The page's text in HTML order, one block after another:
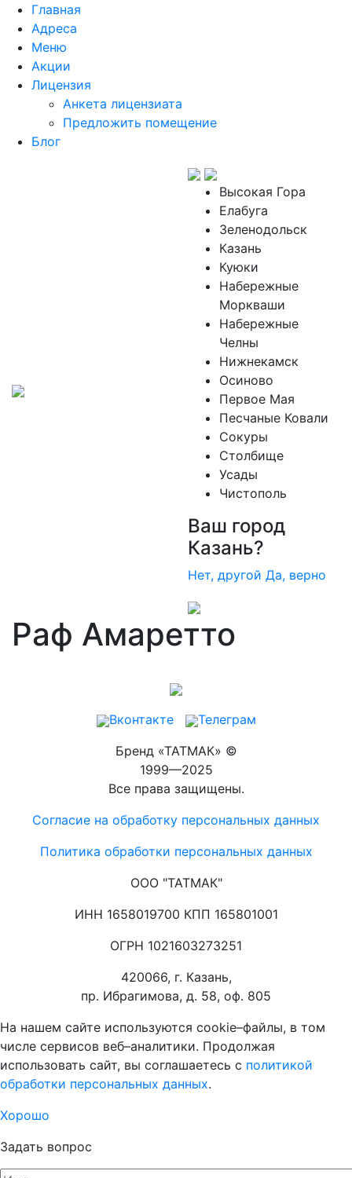
Главная
Адреса
Меню
Акции
Лицензия
Анкета лицензиата
Предложить помещение
Блог
Высокая Гора
Елабуга
Зеленодольск
Казань
Куюки
Набережные
Моркваши
Набережные
Челны
Нижнекамск
Осиново
Первое Мая
Песчаные Ковали
Сокуры
Столбище
Усады
Чистополь
Ваш город
Казань?
Нет, другой Да, верно
Раф Амаретто
Вконтакте
Телеграм
Бренд «ТАТМАК» ©
1999—2025
Все права защищены.
Согласие на обработку персональных данных
Политика обработки персональных данных
ООО "ТАТМАК"
ИНН 1658019700 КПП 165801001
ОГРН 1021603273251
420066, г. Казань,
пр. Ибрагимова, д. 58, оф. 805
На нашем сайте используются cookie–файлы, в том
числе сервисов веб–аналитики. Продолжая
использовать сайт, вы соглашаетесь с политикой
обработки персональных данных.
Хорошо
Задать вопрос